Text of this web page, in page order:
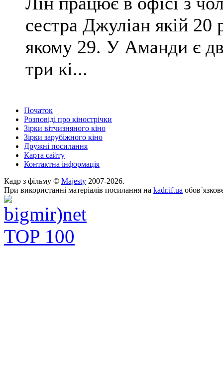
сестра Джуліан якій 20
якому 29. У Аманди є
три кі...
Початок
Розповіді про кінострічки
Зірки вітчизняного кіно
Зірки зарубіжного кіно
Дружні посилання
Карта сайту
Контактна інформація
Кадр з фільму © Majesty 2007-2026.
При використанні матеріалів посилання на kadr.if.ua